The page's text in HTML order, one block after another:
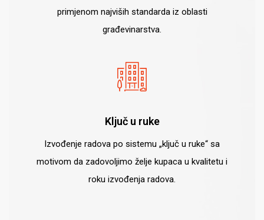
primjenom najviših standarda iz oblasti
građevinarstva.
Ključ u ruke
Izvođenje radova po sistemu „ključ u ruke“ sa
motivom da zadovoljimo želje kupaca u kvalitetu i
roku izvođenja radova.